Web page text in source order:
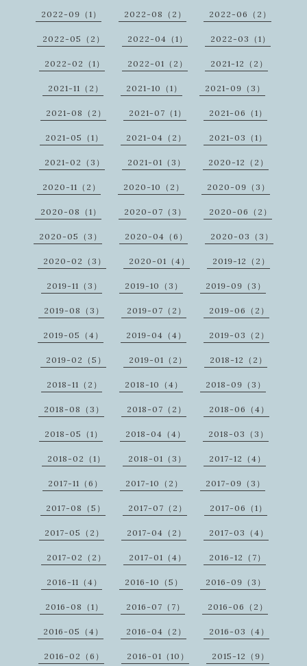
2022-09（1） 2022-08（2） 2022-06（2）
2022-05（2） 2022-04（1） 2022-03（1）
2022-02（1） 2022-01（2） 2021-12（2）
2021-11（2） 2021-10（1） 2021-09（3）
2021-08（2） 2021-07（1） 2021-06（1）
2021-05（1） 2021-04（2） 2021-03（1）
2021-02（3） 2021-01（3） 2020-12（2）
2020-11（2） 2020-10（2） 2020-09（3）
2020-08（1） 2020-07（3） 2020-06（2）
2020-05（3） 2020-04（6） 2020-03（3）
2020-02（3） 2020-01（4） 2019-12（2）
2019-11（3） 2019-10（3） 2019-09（3）
2019-08（3） 2019-07（2） 2019-06（2）
2019-05（4） 2019-04（4） 2019-03（2）
2019-02（5） 2019-01（2） 2018-12（2）
2018-11（2） 2018-10（4） 2018-09（3）
2018-08（3） 2018-07（2） 2018-06（4）
2018-05（1） 2018-04（4） 2018-03（3）
2018-02（1） 2018-01（3） 2017-12（4）
2017-11（6） 2017-10（2） 2017-09（3）
2017-08（5） 2017-07（2） 2017-06（1）
2017-05（2） 2017-04（2） 2017-03（4）
2017-02（2） 2017-01（4） 2016-12（7）
2016-11（4） 2016-10（5） 2016-09（3）
2016-08（1） 2016-07（7） 2016-06（2）
2016-05（4） 2016-04（2） 2016-03（4）
2016-02（6） 2016-01（10） 2015-12（9）